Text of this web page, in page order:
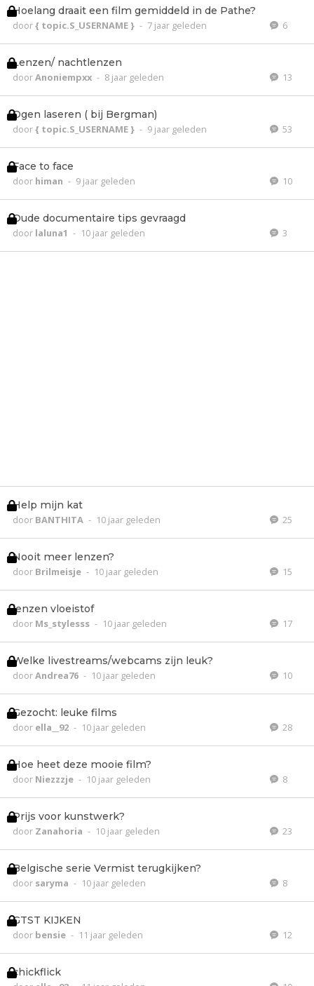
Hoelang draait een film gemiddeld in de Pathe?
door{ topic.S_USERNAME } - 7 jaar geleden 6
Lenzen/ nachtlenzen
doorAnoniempxx - 8 jaar geleden 13
Ogen laseren ( bij Bergman)
door{ topic.S_USERNAME } - 9 jaar geleden 53
Face to face
door himan - 9 jaar geleden 10
Oude documentaire tips gevraagd
door laluna1 - 10 jaar geleden 3
Help mijn kat
door BANTHITA - 10 jaar geleden 25
Nooit meer lenzen?
door Brilmeisje - 10 jaar geleden 15
lenzen vloeistof
door Ms_stylesss - 10 jaar geleden 17
Welke livestreams/webcams zijn leuk?
doorAndrea76 - 10 jaar geleden 10
Gezocht: leuke films
door ella__92 - 10 jaar geleden 28
Hoe heet deze mooie film?
door Niezzzje - 10 jaar geleden 8
Prijs voor kunstwerk?
door Zanahoria - 10 jaar geleden 23
Belgische serie Vermist terugkijken?
door saryma - 10 jaar geleden 8
GTST KIJKEN
door bensie - 11 jaar geleden 12
chickflick